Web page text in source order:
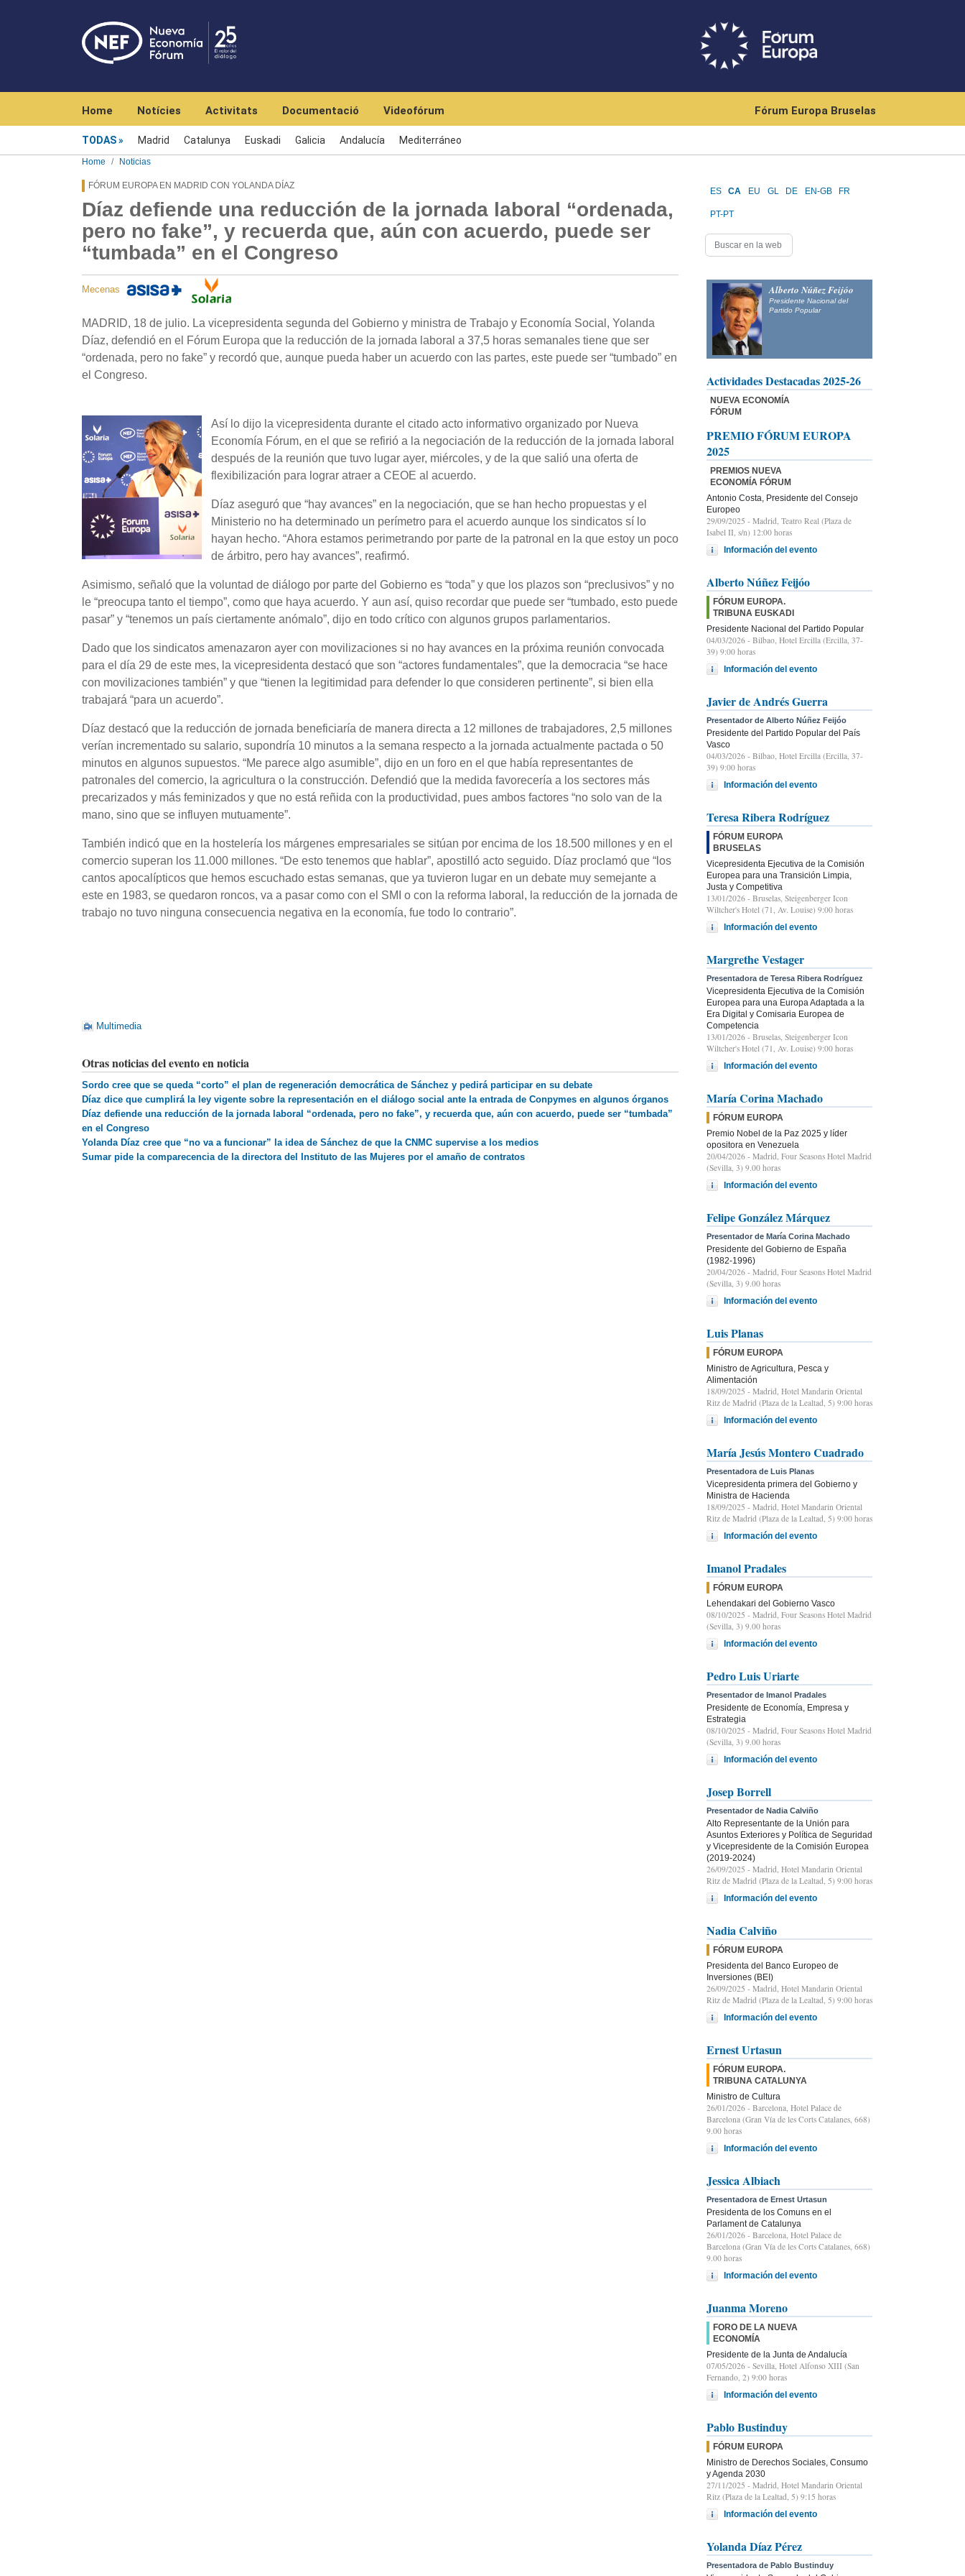
Home Notícies Activitats Documentació Videofórum Fórum Europa Bruselas
TODAS Madrid Catalunya Euskadi Galicia Andalucía Mediterráneo
Home Noticias
FÓRUM EUROPA EN MADRID CON YOLANDA DÍAZ
Díaz defiende una reducción de la jornada laboral “ordenada,
pero no fake”, y recuerda que, aún con acuerdo, puede ser
“tumbada” en el Congreso
Mecenas
MADRID, 18 de julio. La vicepresidenta segunda del Gobierno y ministra de Trabajo y Economía Social, Yolanda
Díaz, defendió en el Fórum Europa que la reducción de la jornada laboral a 37,5 horas semanales tiene que ser
“ordenada, pero no fake” y recordó que, aunque pueda haber un acuerdo con las partes, este puede ser “tumbado” en
el Congreso.
Así lo dijo la vicepresidenta durante el citado acto informativo organizado por Nueva
Economía Fórum, en el que se refirió a la negociación de la reducción de la jornada laboral
después de la reunión que tuvo lugar ayer, miércoles, y de la que salió una oferta de
flexibilización para lograr atraer a CEOE al acuerdo.
Díaz aseguró que “hay avances” en la negociación, que se han hecho propuestas y el
Ministerio no ha determinado un perímetro para el acuerdo aunque los sindicatos sí lo
hayan hecho. “Ahora estamos perimetrando por parte de la patronal en la que estoy un poco
de árbitro, pero hay avances”, reafirmó.
Asimismo, señaló que la voluntad de diálogo por parte del Gobierno es “toda” y que los plazos son “preclusivos” y no
le “preocupa tanto el tiempo”, como que haya acuerdo. Y aun así, quiso recordar que puede ser “tumbado, esto puede
pasar” y “tenemos un país ciertamente anómalo”, dijo en todo crítico con algunos grupos parlamentarios.
Dado que los sindicatos amenazaron ayer con movilizaciones si no hay avances en la próxima reunión convocada
para el día 29 de este mes, la vicepresidenta destacó que son “actores fundamentales”, que la democracia “se hace
con movilizaciones también” y que “tienen la legitimidad para defender lo que consideren pertinente”, si bien ella
trabajará “para un acuerdo”.
Díaz destacó que la reducción de jornada beneficiaría de manera directa a 12 millones de trabajadores, 2,5 millones
verían incrementado su salario, supondría 10 minutos a la semana respecto a la jornada actualmente pactada o 50
minutos en algunos supuestos. “Me parece algo asumible”, dijo en un foro en el que había representantes de
patronales del comercio, la agricultura o la construcción. Defendió que la medida favorecería a los sectores más
precarizados y más feminizados y que no está reñida con la productividad, pues ambos factores “no solo van de la
mano, sino que se influyen mutuamente”.
También indicó que en la hostelería los márgenes empresariales se sitúan por encima de los 18.500 millones y en el
comercio superan los 11.000 millones. “De esto tenemos que hablar”, apostilló acto seguido. Díaz proclamó que “los
cantos apocalípticos que hemos escuchado estas semanas, que ya tuvieron lugar en un debate muy semejante a
este en 1983, se quedaron roncos, va a pasar como con el SMI o con la reforma laboral, la reducción de la jornada de
trabajo no tuvo ninguna consecuencia negativa en la economía, fue todo lo contrario”.
Multimedia
Otras noticias del evento en noticia
Sordo cree que se queda “corto” el plan de regeneración democrática de Sánchez y pedirá participar en su debate
Díaz dice que cumplirá la ley vigente sobre la representación en el diálogo social ante la entrada de Conpymes en algunos órganos
Díaz defiende una reducción de la jornada laboral “ordenada, pero no fake”, y recuerda que, aún con acuerdo, puede ser “tumbada”
en el Congreso
Yolanda Díaz cree que “no va a funcionar” la idea de Sánchez de que la CNMC supervise a los medios
Sumar pide la comparecencia de la directora del Instituto de las Mujeres por el amaño de contratos
ES CA EU GL DE EN-GB FR
PT-PT
Alberto Núñez Feijóo
Presidente Nacional del
Partido Popular
Actividades Destacadas 2025-26
NUEVA ECONOMÍA
FÓRUM
PREMIO FÓRUM EUROPA
2025
PREMIOS NUEVA
ECONOMÍA FÓRUM
Antonio Costa, Presidente del Consejo
Europeo
29/09/2025 - Madrid, Teatro Real (Plaza de
Isabel II, s/n) 12:00 horas
Información del evento
Alberto Núñez Feijóo
FÓRUM EUROPA.
TRIBUNA EUSKADI
Presidente Nacional del Partido Popular
04/03/2026 - Bilbao, Hotel Ercilla (Ercilla, 37-
39) 9:00 horas
Información del evento
Javier de Andrés Guerra
Presentador de Alberto Núñez Feijóo
Presidente del Partido Popular del País
Vasco
04/03/2026 - Bilbao, Hotel Ercilla (Ercilla, 37-
39) 9:00 horas
Información del evento
Teresa Ribera Rodríguez
FÓRUM EUROPA
BRUSELAS
Vicepresidenta Ejecutiva de la Comisión
Europea para una Transición Limpia,
Justa y Competitiva
13/01/2026 - Bruselas, Steigenberger Icon
Wiltcher's Hotel (71, Av. Louise) 9:00 horas
Información del evento
Margrethe Vestager
Presentadora de Teresa Ribera Rodríguez
Vicepresidenta Ejecutiva de la Comisión
Europea para una Europa Adaptada a la
Era Digital y Comisaria Europea de
Competencia
13/01/2026 - Bruselas, Steigenberger Icon
Wiltcher's Hotel (71, Av. Louise) 9:00 horas
Información del evento
María Corina Machado
FÓRUM EUROPA
Premio Nobel de la Paz 2025 y líder
opositora en Venezuela
20/04/2026 - Madrid, Four Seasons Hotel Madrid
(Sevilla, 3) 9.00 horas
Información del evento
Felipe González Márquez
Presentador de María Corina Machado
Presidente del Gobierno de España
(1982-1996)
20/04/2026 - Madrid, Four Seasons Hotel Madrid
(Sevilla, 3) 9.00 horas
Información del evento
Luis Planas
FÓRUM EUROPA
Ministro de Agricultura, Pesca y
Alimentación
18/09/2025 - Madrid, Hotel Mandarin Oriental
Ritz de Madrid (Plaza de la Lealtad, 5) 9:00 horas
Información del evento
María Jesús Montero Cuadrado
Presentadora de Luis Planas
Vicepresidenta primera del Gobierno y
Ministra de Hacienda
18/09/2025 - Madrid, Hotel Mandarin Oriental
Ritz de Madrid (Plaza de la Lealtad, 5) 9:00 horas
Información del evento
Imanol Pradales
FÓRUM EUROPA
Lehendakari del Gobierno Vasco
08/10/2025 - Madrid, Four Seasons Hotel Madrid
(Sevilla, 3) 9.00 horas
Información del evento
Pedro Luis Uriarte
Presentador de Imanol Pradales
Presidente de Economía, Empresa y
Estrategia
08/10/2025 - Madrid, Four Seasons Hotel Madrid
(Sevilla, 3) 9.00 horas
Información del evento
Josep Borrell
Presentador de Nadia Calviño
Alto Representante de la Unión para
Asuntos Exteriores y Política de Seguridad
y Vicepresidente de la Comisión Europea
(2019-2024)
26/09/2025 - Madrid, Hotel Mandarin Oriental
Ritz de Madrid (Plaza de la Lealtad, 5) 9:00 horas
Información del evento
Nadia Calviño
FÓRUM EUROPA
Presidenta del Banco Europeo de
Inversiones (BEI)
26/09/2025 - Madrid, Hotel Mandarin Oriental
Ritz de Madrid (Plaza de la Lealtad, 5) 9:00 horas
Información del evento
Ernest Urtasun
FÓRUM EUROPA.
TRIBUNA CATALUNYA
Ministro de Cultura
26/01/2026 - Barcelona, Hotel Palace de
Barcelona (Gran Vía de les Corts Catalanes, 668)
9.00 horas
Información del evento
Jessica Albiach
Presentadora de Ernest Urtasun
Presidenta de los Comuns en el
Parlament de Catalunya
26/01/2026 - Barcelona, Hotel Palace de
Barcelona (Gran Vía de les Corts Catalanes, 668)
9.00 horas
Información del evento
Juanma Moreno
FORO DE LA NUEVA
ECONOMÍA
Presidente de la Junta de Andalucía
07/05/2026 - Sevilla, Hotel Alfonso XIII (San
Fernando, 2) 9:00 horas
Información del evento
Pablo Bustinduy
FÓRUM EUROPA
Ministro de Derechos Sociales, Consumo
y Agenda 2030
27/11/2025 - Madrid, Hotel Mandarin Oriental
Ritz (Plaza de la Lealtad, 5) 9:15 horas
Información del evento
Yolanda Díaz Pérez
Presentadora de Pablo Bustinduy